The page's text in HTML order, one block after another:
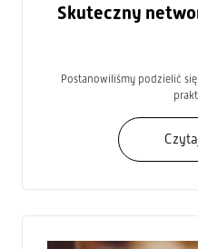
Skuteczny
Postanowiliśmy podzielić